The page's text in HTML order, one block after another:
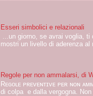
Esseri simbolici e relazionali
...un giorno, se avrai voglia,
mostri un livello di aderenza al
Regole per non ammalarsi, di
Rᴇɢᴏʟᴇ ᴘʀᴇᴠᴇɴᴛɪᴠᴇ ᴘᴇʀ ɴᴏɴ
di colpa e dalla vergogna. Non